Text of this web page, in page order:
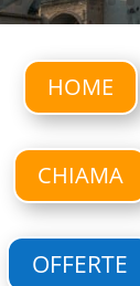
HOME
CHIAMA
OFFERTE